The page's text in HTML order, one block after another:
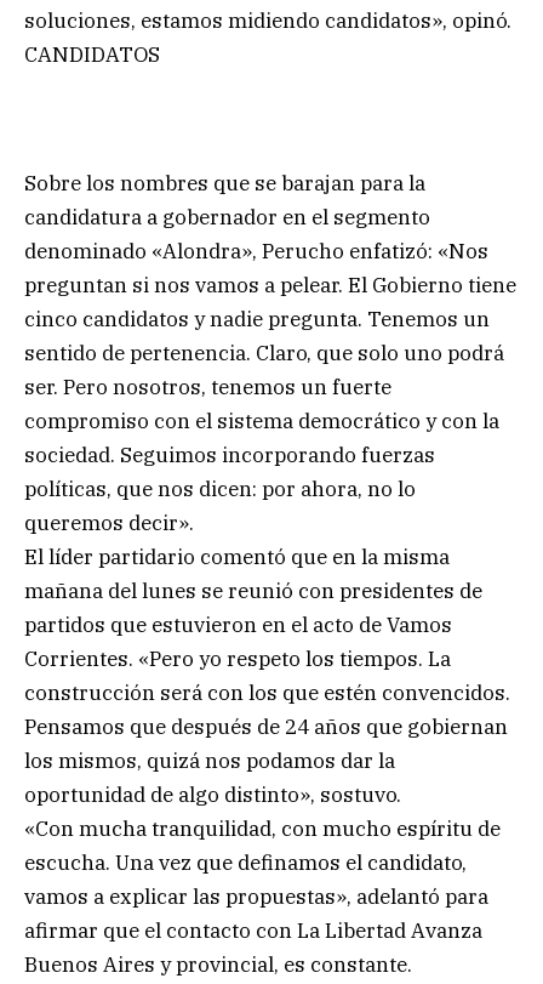
soluciones, estamos midiendo candidatos», opinó.
CANDIDATOS
Sobre los nombres que se barajan para la
candidatura a gobernador en el segmento
denominado «Alondra», Perucho enfatizó: «Nos
preguntan si nos vamos a pelear. El Gobierno tiene
cinco candidatos y nadie pregunta. Tenemos un
sentido de pertenencia. Claro, que solo uno podrá
ser. Pero nosotros, tenemos un fuerte
compromiso con el sistema democrático y con la
sociedad. Seguimos incorporando fuerzas
políticas, que nos dicen: por ahora, no lo
queremos decir».
El líder partidario comentó que en la misma
mañana del lunes se reunió con presidentes de
partidos que estuvieron en el acto de Vamos
Corrientes. «Pero yo respeto los tiempos. La
construcción será con los que estén convencidos.
Pensamos que después de 24 años que gobiernan
los mismos, quizá nos podamos dar la
oportunidad de algo distinto», sostuvo.
«Con mucha tranquilidad, con mucho espíritu de
escucha. Una vez que definamos el candidato,
vamos a explicar las propuestas», adelantó para
afirmar que el contacto con La Libertad Avanza
Buenos Aires y provincial, es constante.